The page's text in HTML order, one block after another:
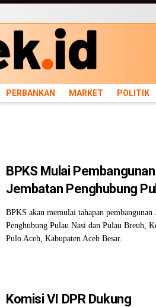
MARKET POLITIK NEWS
PERBANKAN MARKET POLITIK
BPKS Mulai Pembangunan
Jembatan Penghubung
BPKS akan memulai tahapan pembangunan
Penghubung Pulau Nasi dan Pulau Breuh,
Pulo Aceh, Kabupaten Aceh Besar.
Komisi VI DPR Dukung